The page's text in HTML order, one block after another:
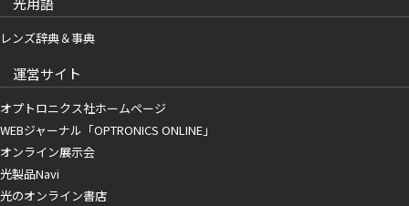
レンズ辞典＆事典
運営サイト
オプトロニクス社ホームページ
WEBジャーナル「OPTRONICS ONLINE」
オンライン展示会
光製品Navi
光のオンライン書店